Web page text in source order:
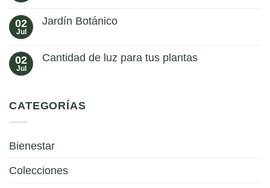
y
sus
comentarios
en
02
Jul
Jardín Botánico
en
02
Jul
Cantidad de luz para tus plantas
Cantidad
plantas
CATEGORÍAS
Bienestar
Colecciones